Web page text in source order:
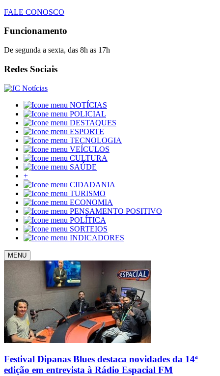
FALE CONOSCO
Funcionamento
De segunda a sexta, das 8h as 17h
Redes Sociais
NOTÍCIAS
POLICIAL
DESTAQUES
ESPORTE
TECNOLOGIA
VEÍCULOS
CULTURA
SAÚDE
+
CIDADANIA
TURISMO
ECONOMIA
PENSAMENTO POSITIVO
POLÍTICA
SORTEIOS
INDICADORES
MENU
Festival Dipanas Blues destaca novidades da 14ª
edição em entrevista à Rádio Espacial FM